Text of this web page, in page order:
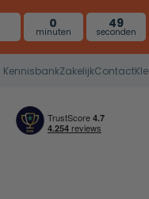
0
minuten
48
seconden
KennisbankZakelijkContact